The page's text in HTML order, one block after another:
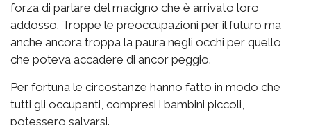
forza di parlare del macigno che è arrivato loro
addosso. Troppe le preoccupazioni per il futuro ma
anche ancora troppa la paura negli occhi per quello
che poteva accadere di ancor peggio.
Per fortuna le circostanze hanno fatto in modo che
tutti gli occupanti, compresi i bambini piccoli,
potessero salvarsi.